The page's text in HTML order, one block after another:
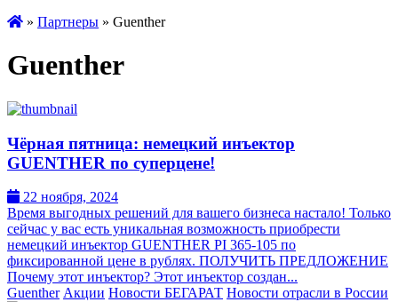
» Партнеры » Guenther
Guenther
Чёрная пятница: немецкий инъектор
GUENTHER по суперцене!
22 ноября, 2024
Время выгодных решений для вашего бизнеса настало! Только
сейчас у вас есть уникальная возможность приобрести
немецкий инъектор GUENTHER PI 365-105 по
фиксированной цене в рублях. ПОЛУЧИТЬ ПРЕДЛОЖЕНИЕ
Почему этот инъектор? Этот инъектор создан...
Guenther Акции Новости БЕГАРАТ Новости отрасли в России